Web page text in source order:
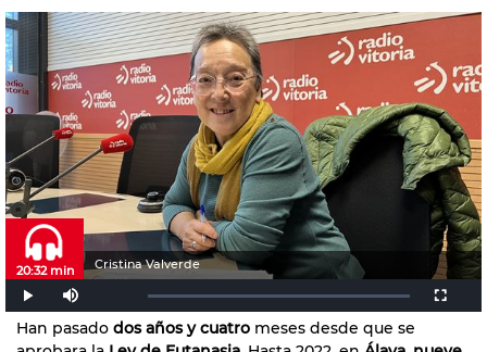
Cristina Valverde
20:32 min
Han pasado dos años y cuatro meses desde que se